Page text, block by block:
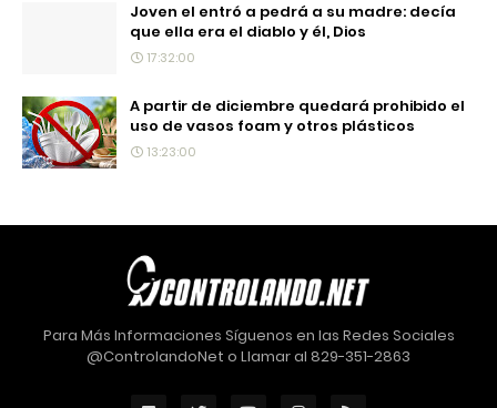
Joven el entró a pedrá a su madre: decía
que ella era el diablo y él, Dios
17:32:00
A partir de diciembre quedará prohibido el
uso de vasos foam y otros plásticos
13:23:00
Para Más Informaciones Síguenos en las Redes Sociales
@ControlandoNet o Llamar al 829-351-2863